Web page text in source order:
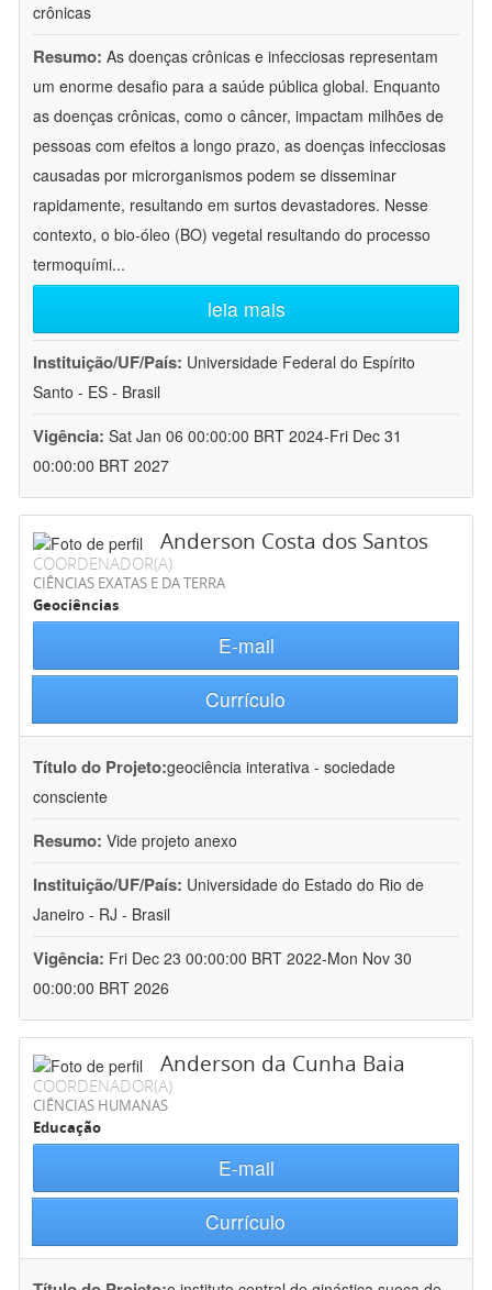
crônicas
Resumo: As doenças crônicas e infecciosas representam
um enorme desafio para a saúde pública global. Enquanto
as doenças crônicas, como o câncer, impactam milhões de
pessoas com efeitos a longo prazo, as doenças infecciosas
causadas por microrganismos podem se disseminar
rapidamente, resultando em surtos devastadores. Nesse
contexto, o bio-óleo (BO) vegetal resultando do processo
termoquími...
leia mais
Instituição/UF/País: Universidade Federal do Espírito
Santo - ES - Brasil
Vigência: Sat Jan 06 00:00:00 BRT 2024-Fri Dec 31
00:00:00 BRT 2027
Anderson Costa dos Santos
COORDENADOR(A)
CIÊNCIAS EXATAS E DA TERRA
Geociências
E-mail
Currículo
Título do Projeto:geociência interativa - sociedade
consciente
Resumo: Vide projeto anexo
Instituição/UF/País: Universidade do Estado do Rio de
Janeiro - RJ - Brasil
Vigência: Fri Dec 23 00:00:00 BRT 2022-Mon Nov 30
00:00:00 BRT 2026
Anderson da Cunha Baia
COORDENADOR(A)
CIÊNCIAS HUMANAS
Educação
E-mail
Currículo